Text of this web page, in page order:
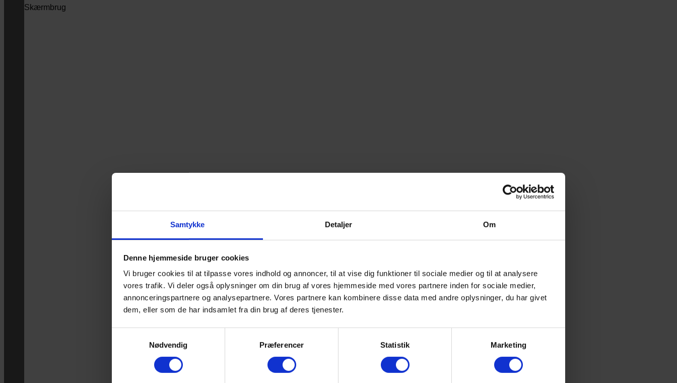
Samtykke Detaljer Om
Denne hjemmeside bruger cookies
Vi bruger cookies til at tilpasse vores indhold og annoncer, til at vise dig funktioner til sociale medier og til at analysere
vores trafik. Vi deler også oplysninger om din brug af vores hjemmeside med vores partnere inden for sociale medier,
annonceringspartnere og analysepartnere. Vores partnere kan kombinere disse data med andre oplysninger, du har givet
dem, eller som de har indsamlet fra din brug af deres tjenester.
Nødvendig
Præferencer Statistik Marketing
Skærmbrug